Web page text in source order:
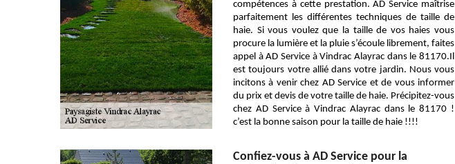
compétences à cette prestation. AD Service maîtrise
parfaitement les différentes techniques de taille de
haie. Si vous voulez que la taille de vos haies vous
procure la lumière et la pluie s’écoule librement, faites
appel à AD Service à Vindrac Alayrac dans le 81170.Il
est toujours votre allié dans votre jardin. Nous vous
incitons à venir chez AD Service et de vous informer
du prix et devis de votre taille de haie. Précipitez-vous
chez AD Service à Vindrac Alayrac dans le 81170 !
c’est la bonne saison pour la taille de haie !!!!
Confiez-vous à AD Service pour la